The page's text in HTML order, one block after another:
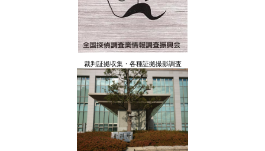
裁判証拠収集・各種証拠撮影調査